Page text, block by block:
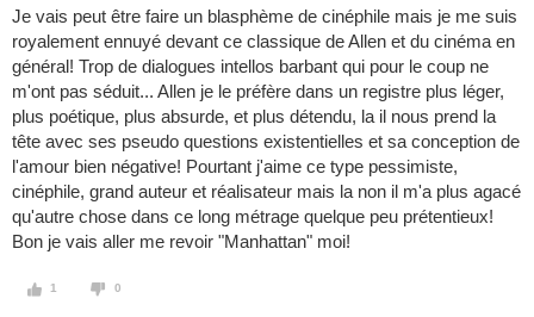
Je vais peut être faire un blasphème de cinéphile mais je me suis
royalement ennuyé devant ce classique de Allen et du cinéma en
général! Trop de dialogues intellos barbant qui pour le coup ne
m'ont pas séduit... Allen je le préfère dans un registre plus léger,
plus poétique, plus absurde, et plus détendu, la il nous prend la
tête avec ses pseudo questions existentielles et sa conception de
l'amour bien négative! Pourtant j'aime ce type pessimiste,
cinéphile, grand auteur et réalisateur mais la non il m'a plus agacé
qu'autre chose dans ce long métrage quelque peu prétentieux!
Bon je vais aller me revoir "Manhattan" moi!
1 0